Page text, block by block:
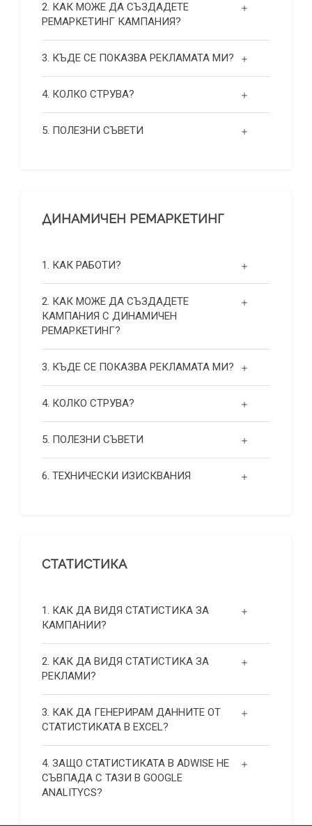
2. КАК МОЖЕ ДА СЪЗДАДЕТЕ
РЕМАРКЕТИНГ КАМПАНИЯ?
3. КЪДЕ СЕ ПОКАЗВА РЕКЛАМАТА МИ?
4. КОЛКО СТРУВА?
5. ПОЛЕЗНИ СЪВЕТИ
ДИНАМИЧЕН РЕМАРКЕТИНГ
1. КАК РАБОТИ?
2. КАК МОЖЕ ДА СЪЗДАДЕТЕ
КАМПАНИЯ С ДИНАМИЧЕН
РЕМАРКЕТИНГ?
3. КЪДЕ СЕ ПОКАЗВА РЕКЛАМАТА МИ?
4. КОЛКО СТРУВА?
5. ПОЛЕЗНИ СЪВЕТИ
6. ТЕХНИЧЕСКИ ИЗИСКВАНИЯ
СТАТИСТИКА
1. КАК ДА ВИДЯ СТАТИСТИКА ЗА
КАМПАНИИ?
2. КАК ДА ВИДЯ СТАТИСТИКА ЗА
РЕКЛАМИ?
3. КАК ДА ГЕНЕРИРАМ ДАННИТЕ ОТ
СТАТИСТИКАТА В EXCEL?
4. ЗАЩО СТАТИСТИКАТА В ADWISE НЕ
СЪВПАДА С ТАЗИ В GOOGLE
ANALITYCS?